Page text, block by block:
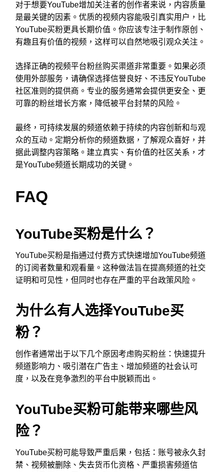
对于想要YouTube增加关注者的创作者来说，内容质量
是最关键的因素。优质的视频内容能吸引真实用户，比
YouTube买粉更具长期价值。你应该专注于制作原创、
有趣且有价值的视频，这样可以自然地吸引观众关注。
选择正确的视频平台粉丝购买渠道非常重要。如果必须
使用外部服务，请确保选择信誉良好、不违反YouTube
社区准则的提供商。专业的服务通常会提供更安全、更
可靠的粉丝增长方案，降低被平台封禁的风险。
最终，可持续发展的频道依赖于持续的内容创新和与观
众的互动。定期分析你的频道数据，了解观众喜好，并
据此调整内容策略。建立真实、有价值的社区关系，才
是YouTube频道长期成功的关键。
FAQ
YouTube买粉是什么？
YouTube买粉是指通过付费方式快速增加YouTube频道
的订阅者数量和观看量。这种做法旨在提高频道的社交
证明和可见性，但同时也存在严重的平台政策风险。
为什么有人选择YouTube买
粉？
创作者通常出于以下几个原因考虑购买粉丝：快速提升
频道影响力、吸引潜在广告主、增加频道的社会认可
度，以及在竞争激烈的平台中脱颖而出。
YouTube买粉可能带来哪些风
险？
YouTube买粉可能导致严重后果，包括：账号被永久封
禁、视频被删除、失去货币化资格、严重损害频道信